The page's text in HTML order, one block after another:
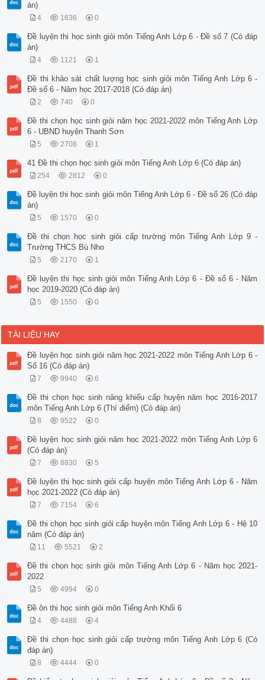
án)
4 1636 0
Đề luyện thi học sinh giỏi môn Tiếng Anh Lớp 6 - Đề số 7 (Có đáp
án)
4 1121 1
Đề thi khảo sát chất lượng học sinh giỏi môn Tiếng Anh Lớp 6 -
Đề số 6 - Năm học 2017-2018 (Có đáp án)
2 740 0
Đề thi chọn học sinh giỏi năm học 2021-2022 môn Tiếng Anh Lớp
6 - UBND huyện Thanh Sơn
5 2708 1
41 Đề thi chọn học sinh giỏi môn Tiếng Anh Lớp 6 (Có đáp án)
254 2812 0
Đề luyện thi học sinh giỏi môn Tiếng Anh Lớp 6 - Đề số 26 (Có đáp
án)
5 1570 0
Đề thi chọn học sinh giỏi cấp trường môn Tiếng Anh Lớp 9 -
Trường THCS Bù Nho
5 2170 1
Đề luyện thi học sinh giỏi môn Tiếng Anh Lớp 6 - Đề số 6 - Năm
học 2019-2020 (Có đáp án)
5 1550 0
TÀI LIỆU HAY
Đề luyện học sinh giỏi năm học 2021-2022 môn Tiếng Anh Lớp 6 -
Số 16 (Có đáp án)
7 9940 6
Đề thi chọn học sinh năng khiếu cấp huyện năm học 2016-2017
môn Tiếng Anh Lớp 6 (Thí điểm) (Có đáp án)
8 9522 0
Đề luyện học sinh giỏi năm học 2021-2022 môn Tiếng Anh Lớp 6
(Có đáp án)
7 8830 5
Đề luyện thi học sinh giỏi cấp huyện môn Tiếng Anh Lớp 6 - Năm
học 2021-2022 (Có đáp án)
7 7154 6
Đề thi chọn học sinh giỏi cấp huyện môn Tiếng Anh Lớp 6 - Hệ 10
năm (Có đáp án)
11 5521 2
Đề thi chọn học sinh giỏi môn Tiếng Anh Lớp 6 - Năm học 2021-
2022
5 4994 0
Đề ôn thi học sinh giỏi môn Tiếng Anh Khối 6
4 4488 4
Đề thi chọn học sinh giỏi cấp trường môn Tiếng Anh Lớp 6 (Có
đáp án)
8 4444 0